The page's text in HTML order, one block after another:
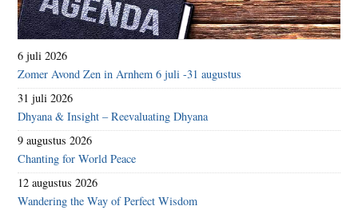
6 juli 2026
Zomer Avond Zen in Arnhem 6 juli -31 augustus
31 juli 2026
Dhyana & Insight – Reevaluating Dhyana
9 augustus 2026
Chanting for World Peace
12 augustus 2026
Wandering the Way of Perfect Wisdom